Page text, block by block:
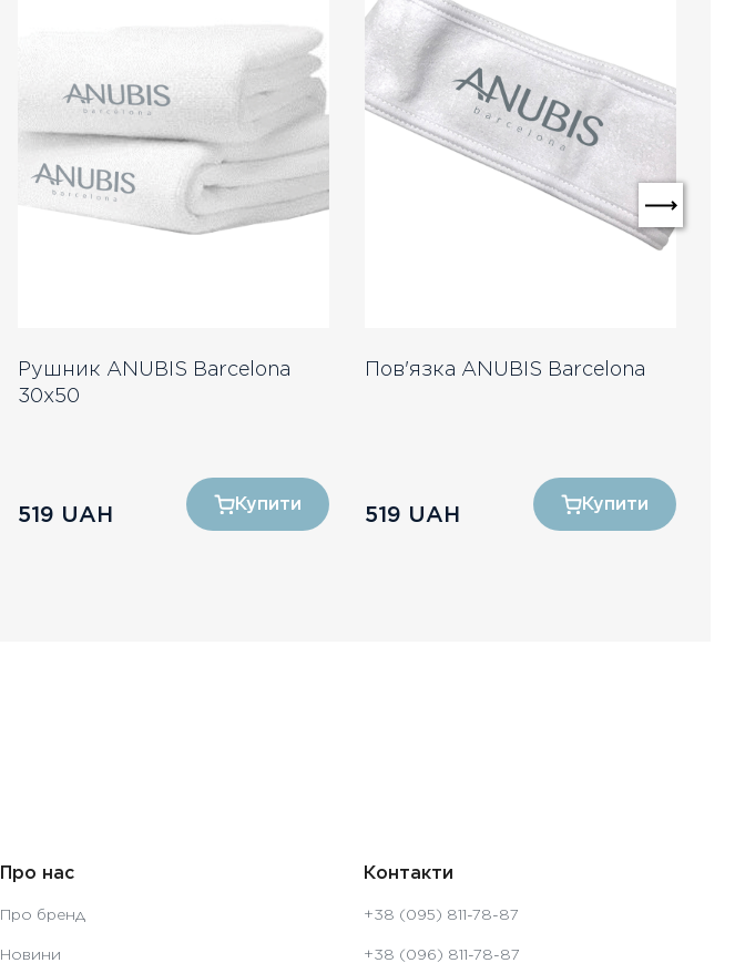
Рушник ANUBIS Barcelona
30x50
519 UAH Купити
Пов'язка ANUBIS Barcelona
519 UAH Купити
Про нас
Про бренд
Новини
Контакти
+38 (095) 811-78-87
+38 (096) 811-78-87